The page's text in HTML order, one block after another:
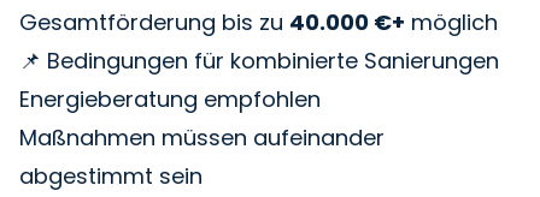
Gesamtförderung bis zu 40.000 €+ möglich
📌 Bedingungen für kombinierte Sanierungen
Energieberatung empfohlen
Maßnahmen müssen aufeinander
abgestimmt sein